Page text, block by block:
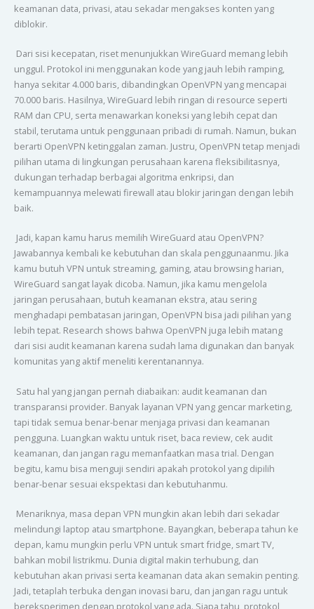
keamanan data, privasi, atau sekadar mengakses konten yang
diblokir.
Dari sisi kecepatan, riset menunjukkan WireGuard memang lebih
unggul. Protokol ini menggunakan kode yang jauh lebih ramping,
hanya sekitar 4.000 baris, dibandingkan OpenVPN yang mencapai
70.000 baris. Hasilnya, WireGuard lebih ringan di resource seperti
RAM dan CPU, serta menawarkan koneksi yang lebih cepat dan
stabil, terutama untuk penggunaan pribadi di rumah. Namun, bukan
berarti OpenVPN ketinggalan zaman. Justru, OpenVPN tetap menjadi
pilihan utama di lingkungan perusahaan karena fleksibilitasnya,
dukungan terhadap berbagai algoritma enkripsi, dan
kemampuannya melewati firewall atau blokir jaringan dengan lebih
baik.
Jadi, kapan kamu harus memilih WireGuard atau OpenVPN?
Jawabannya kembali ke kebutuhan dan skala penggunaanmu. Jika
kamu butuh VPN untuk streaming, gaming, atau browsing harian,
WireGuard sangat layak dicoba. Namun, jika kamu mengelola
jaringan perusahaan, butuh keamanan ekstra, atau sering
menghadapi pembatasan jaringan, OpenVPN bisa jadi pilihan yang
lebih tepat. Research shows bahwa OpenVPN juga lebih matang
dari sisi audit keamanan karena sudah lama digunakan dan banyak
komunitas yang aktif meneliti kerentanannya.
Satu hal yang jangan pernah diabaikan: audit keamanan dan
transparansi provider. Banyak layanan VPN yang gencar marketing,
tapi tidak semua benar-benar menjaga privasi dan keamanan
pengguna. Luangkan waktu untuk riset, baca review, cek audit
keamanan, dan jangan ragu memanfaatkan masa trial. Dengan
begitu, kamu bisa menguji sendiri apakah protokol yang dipilih
benar-benar sesuai ekspektasi dan kebutuhanmu.
Menariknya, masa depan VPN mungkin akan lebih dari sekadar
melindungi laptop atau smartphone. Bayangkan, beberapa tahun ke
depan, kamu mungkin perlu VPN untuk smart fridge, smart TV,
bahkan mobil listrikmu. Dunia digital makin terhubung, dan
kebutuhan akan privasi serta keamanan data akan semakin penting.
Jadi, tetaplah terbuka dengan inovasi baru, dan jangan ragu untuk
bereksperimen dengan protokol yang ada. Siapa tahu, protokol